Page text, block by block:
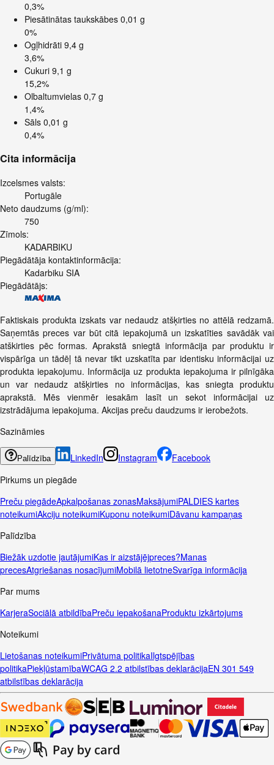
0,3%
Piesātinātas taukskābes 0,01 g
0%
Ogļhidrāti 9,4 g
3,6%
Cukuri 9,1 g
15,2%
Olbaltumvielas 0,7 g
1,4%
Sāls 0,01 g
0,4%
Cita informācija
Izcelsmes valsts:
Portugāle
Neto daudzums (g/ml):
750
Zīmols:
KADARBIKU
Piegādātāja kontaktinformācija:
Kadarbiku SIA
Piegādātājs:
Faktiskais produkta izskats var nedaudz atšķirties no attēlā redzamā.
Saņemtās preces var būt citā iepakojumā un izskatīties savādāk vai
atškirties pēc formas. Aprakstā sniegtā informācija par produktu ir
vispārīga un tādēļ tā nevar tikt uzskatīta par identisku informācijai uz
produkta iepakojumu. Informācija uz produkta iepakojuma ir pilnīgāka
un var nedaudz atšķirties no informācijas, kas sniegta produktu
aprakstā. Mēs vienmēr iesakām lasīt un sekot informācijai uz
izstrādājuma iepakojuma. Akcijas preču daudzums ir ierobežots.
Sazināmies
Palīdzība LinkedIn Instagram
Facebook
Pirkums un piegāde
Preču piegādeApkalpošanas zonasMaksājumiPALDIES kartes
noteikumiAkciju noteikumiKuponu noteikumiDāvanu kampaņas
Palīdzība
Biežāk uzdotie jautājumiKas ir aizstājējpreces?Manas
precesAtgriešanas nosacījumiMobilā lietotneSvarīga informācija
Par mums
KarjeraSociālā atbildībaPreču iepakošanaProduktu izkārtojums
Noteikumi
Lietošanas noteikumiPrivātuma politikaIlgtspējības
politikaPiekļūstamībaWCAG 2.2 atbilstības deklarācijaEN 301 549
atbilstības deklarācija